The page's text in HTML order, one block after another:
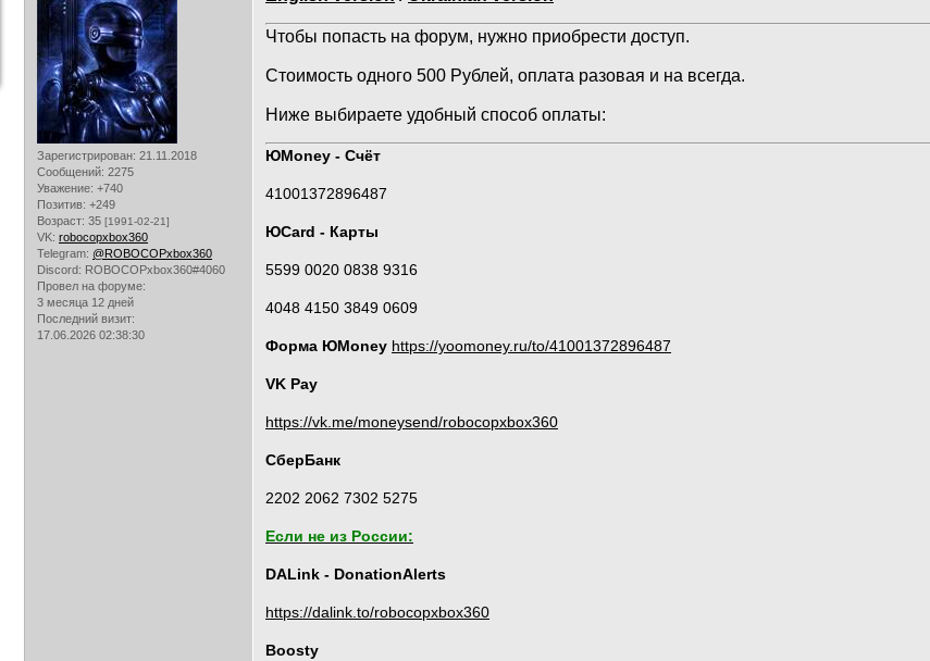
Зарегистрирован: 21.11.2018
Сообщений: 2275
Уважение: +740
Позитив: +249
Возраст: 35 [1991-02-21]
VK: robocopxbox360
Telegram: @ROBOCOPxbox360
Discord: ROBOCOPxbox360#4060
Провел на форуме:
3 месяца 12 дней
Последний визит:
17.06.2026 02:38:30
Чтобы попасть на форум, нужно приобрести доступ.
Стоимость одного 500 Рублей, оплата разовая и на всегда.
Ниже выбираете удобный способ оплаты:
ЮMoney - Счёт
41001372896487
ЮCard - Карты
5599 0020 0838 9316
4048 4150 3849 0609
Форма ЮMoney https://yoomoney.ru/to/41001372896487
VK Pay
https://vk.me/moneysend/robocopxbox360
СберБанк
2202 2062 7302 5275
Если не из России:
DALink - DonationAlerts
https://dalink.to/robocopxbox360
Boosty